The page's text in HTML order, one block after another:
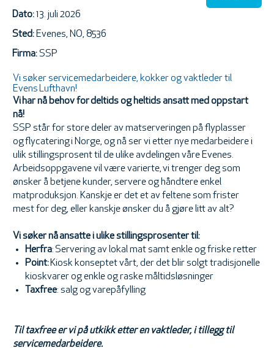
Dato:13. juli 2026
Sted: Evenes, NO, 8536
Firma:SSP
Vi søker servicemedarbeidere, kokker og vaktleder til
Evens Lufthavn!
Vi har nå behov for deltids og heltids ansatt med oppstart
nå!
SSP står for store deler av matserveringen på flyplasser
og flycatering i Norge, og nå ser vi etter nye medarbeidere i
ulik stillingsprosent til de ulike avdelingen våre Evenes.
Arbeidsoppgavene vil være varierte, vi trenger deg som
ønsker å betjene kunder, servere og håndtere enkel
matproduksjon. Kanskje er det et av feltene som frister
mest for deg, eller kanskje ønsker du å gjøre litt av alt?
Vi søker nå ansatte i ulike stillingsprosenter til:
Herfra: Servering av lokal mat samt enkle og friske retter
Point: Kiosk konseptet vårt, der det blir solgt tradisjonelle
kioskvarer og enkle og raske måltidsløsninger
Taxfree: salg og varepåfylling
Til taxfree er vi på utkikk etter en vaktleder, i tillegg til
servicemedarbeidere.